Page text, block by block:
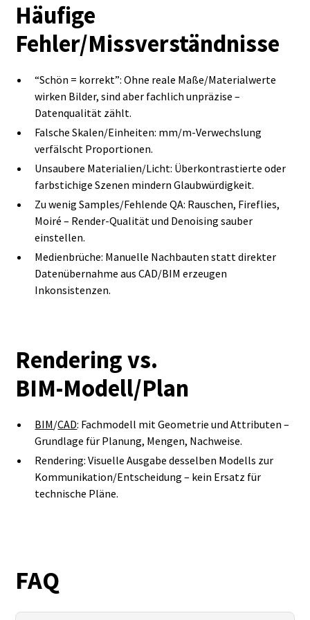
Häufige
Fehler/Missverständnisse
“Schön = korrekt”: Ohne reale Maße/Materialwerte
wirken Bilder, sind aber fachlich unpräzise –
Datenqualität zählt.
Falsche Skalen/Einheiten: mm/m‑Verwechslung
verfälscht Proportionen.
Unsaubere Materialien/Licht: Überkontrastierte oder
farbstichige Szenen mindern Glaubwürdigkeit.
Zu wenig Samples/Fehlende QA: Rauschen, Fireflies,
Moiré – Render‑Qualität und Denoising sauber
einstellen.
Medienbrüche: Manuelle Nachbauten statt direkter
Datenübernahme aus CAD/BIM erzeugen
Inkonsistenzen.
Rendering vs.
BIM‑Modell/Plan
BIM/CAD: Fachmodell mit Geometrie und Attributen –
Grundlage für Planung, Mengen, Nachweise.
Rendering: Visuelle Ausgabe desselben Modells zur
Kommunikation/Entscheidung – kein Ersatz für
technische Pläne.
FAQ